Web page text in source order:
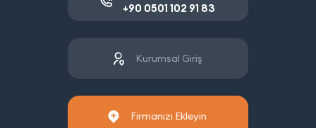
+90 0501 102 91 83
Kurumsal Giriş
Firmanızı Ekleyin